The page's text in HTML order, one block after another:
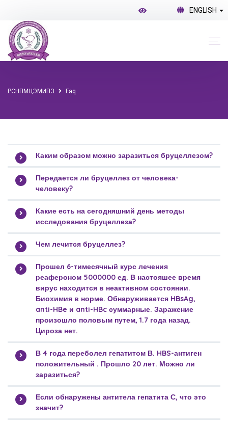
ENGLISH
РСНПМЦЭМИПЗ Faq
Каким образом можно заразиться бруцеллезом?
Передается ли бруцеллез от человека-
человеку?
Какие есть на сегодняшний день методы
исследования бруцеллеза?
Чем лечится бруцеллез?
Прошел 6-тимесячный курс лечения
реафероном 5000000 ед. В настояшее время
вирус находится в неактивном состоянии.
Биохимия в норме. Обнаруживается HBsAg,
anti-HBe и anti-HBc суммарные. Заражение
произошло половым путем, 1.7 года назад.
Цироза нет.
В 4 года переболел гепатитом В. HBS-антиген
положительный . Прошло 20 лет. Можно ли
заразиться?
Если обнаружены антитела гепатита С, что это
значит?